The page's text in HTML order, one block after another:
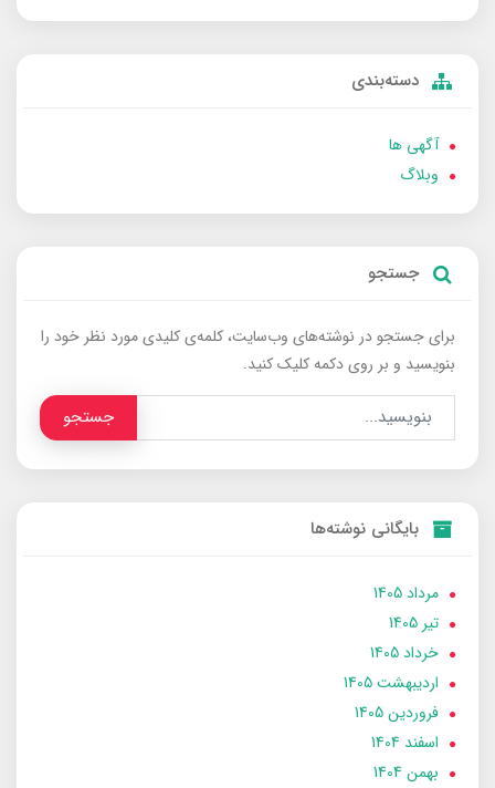
دسته‌بندی
آگهی ها
وبلاگ
جستجو
برای جستجو در نوشته‌های وب‌سایت، کلمه‌ی کلیدی مورد نظر خود را
بنویسید و بر روی دکمه کلیک کنید.
جستجو
بایگانی نوشته‌ها
مرداد 1405
تير 1405
خرداد 1405
ارديبهشت 1405
فروردین 1405
اسفند 1404
بهمن 1404